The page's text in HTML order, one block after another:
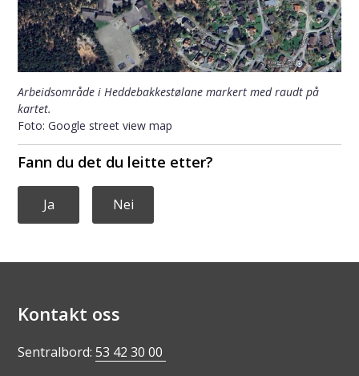
Arbeidsområde i Heddebakkestølane markert med raudt på
kartet.
Google street view map
Fann du det du leitte etter?
Ja Nei
Kontakt oss
Sentralbord:53 42 30 00